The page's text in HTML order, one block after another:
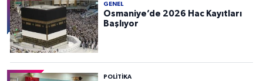
GENEL
Osmaniye’de 2026 Hac Kayıtları
Başlıyor
POLITIKA